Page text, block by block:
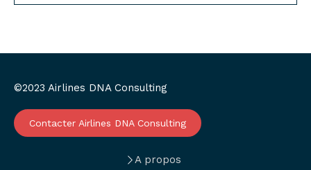
©2023 Airlines DNA Consulting
Contacter Airlines DNA Consulting
A propos